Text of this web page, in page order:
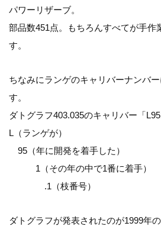
パワーリザーブ。
部品数451点。もちろんすべてが手作
す。
ちなみにランゲのキャリバーナンバ
す。
ダトグラフ403.035のキャリバー「
L（ランゲが）
95（年に開発を着手した）
1（その年の中で1番に着手）
.1（枝番号）
ダトグラフが発表されたのが1999年の